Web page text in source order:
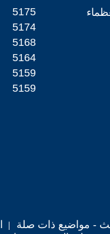
5175
5174
5168
5164
5159
5159
- مواضيع ذات صلة